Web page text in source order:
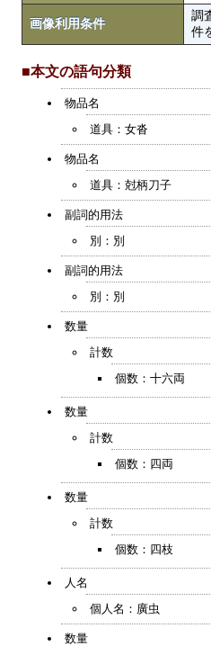
画像利用条件
調
件
■本文の語句分類
物品名
道具：女沓
物品名
道具：尅柄刀子
副詞的用法
別：別
副詞的用法
別：別
数量
計数
個数：十六両
数量
計数
個数：四両
数量
計数
個数：四枝
人名
個人名：廣虫
数量